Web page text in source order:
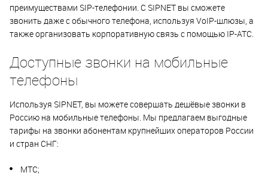
преимуществами SIP-телефонии. С SIPNET вы сможете
звонить даже с обычного телефона, используя VoIP-шлюзы, а
также организовать корпоративную связь с помощью IP-ATC.
Доступные звонки на мобильные
телефоны
Используя SIPNET, вы можете совершать дешёвые звонки в
Россию на мобильные телефоны. Мы предлагаем выгодные
тарифы на звонки абонентам крупнейших операторов России
и стран СНГ:
МТС;